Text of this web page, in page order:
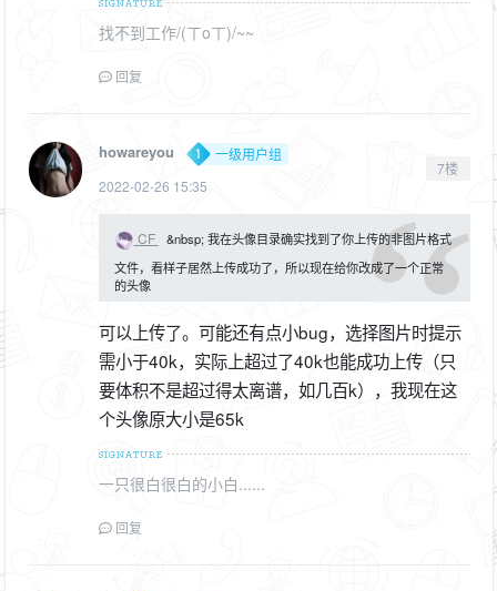
找不到工作/(ㄒoㄒ)/~~
回复
howareyou
一级用户组
2022-02-26 15:35
7楼
CF
&nbsp; 我在头像目录确实找到了你上传的非图片格式
文件，看样子居然上传成功了，所以现在给你改成了一个正常
的头像
可以上传了。可能还有点小bug，选择图片时提示
需小于40k，实际上超过了40k也能成功上传（只
要体积不是超过得太离谱，如几百k），我现在这
个头像原大小是65k
一只很白很白的小白......
回复